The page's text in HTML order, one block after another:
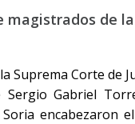
magistrados de
Suprema Corte de
Sergio Gabriel
Soria encabezaron